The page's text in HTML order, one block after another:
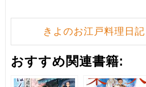
きよのお江戸料理日
おすすめ関連書籍: